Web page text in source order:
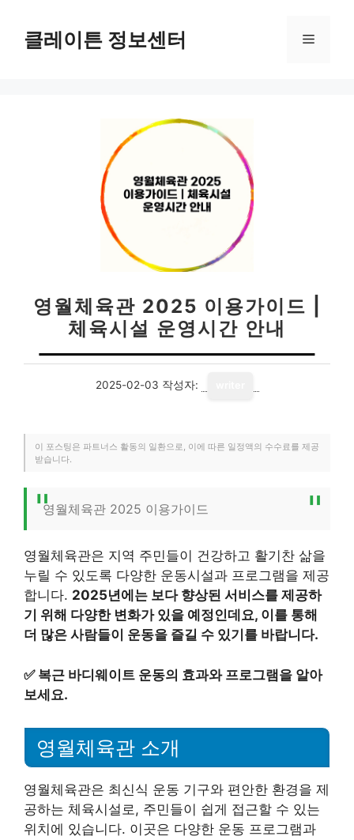
클레이튼 정보센터 메
영월체육관 2025 이용가이드 |
체육시설 운영시간 안내
2025-02-03 작성자:
이 포스팅은 파트너스 활동의 일환으로, 이에 따른 일정액의 수수료를 제공
받습니다.
영월체육관 2025 이용가이드
영월체육관은 지역 주민들이 건강하고 활기찬 삶을
누릴 수 있도록 다양한 운동시설과 프로그램을 제공
합니다. 2025년에는 보다 향상된 서비스를 제공하
기 위해 다양한 변화가 있을 예정인데요, 이를 통해
더 많은 사람들이 운동을 즐길 수 있기를 바랍니다.
✅ 복근 바디웨이트 운동의 효과와 프로그램을 알아
보세요.
영월체육관 소개
영월체육관은 최신식 운동 기구와 편안한 환경을 제
공하는 체육시설로, 주민들이 쉽게 접근할 수 있는
위치에 있습니다. 이곳은 다양한 운동 프로그램과